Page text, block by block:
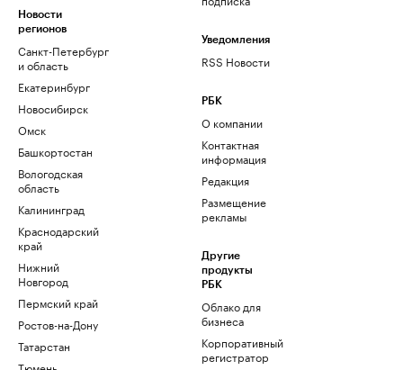
Новости
регионов
Санкт-Петербург
и область
Екатеринбург
Новосибирск
Омск
Башкортостан
Вологодская
область
Калининград
Краснодарский
край
Нижний
Новгород
Пермский край
Ростов-на-Дону
Татарстан
Уведомления
RSS Новости
РБК
О компании
Контактная
информация
Редакция
Размещение
рекламы
Другие
продукты
РБК
Облако для
бизнеса
Корпоративный
регистратор